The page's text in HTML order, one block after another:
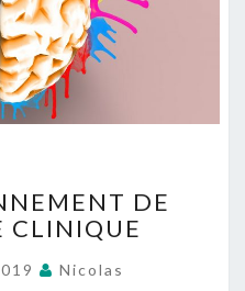
CLINIQUE
DE
CLINIQUE
Nicolas